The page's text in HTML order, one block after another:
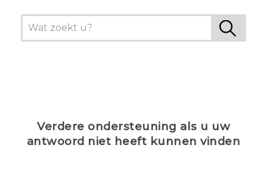
Verdere ondersteuning als u uw
antwoord niet heeft kunnen vinden